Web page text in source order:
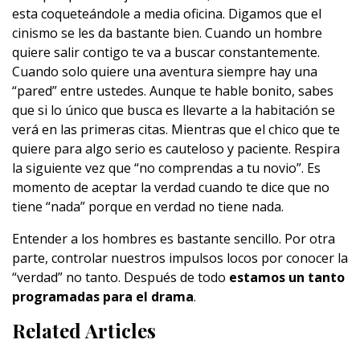
esta coqueteándole a media oficina. Digamos que el
cinismo se les da bastante bien. Cuando un hombre
quiere salir contigo te va a buscar constantemente.
Cuando solo quiere una aventura siempre hay una
“pared” entre ustedes. Aunque te hable bonito, sabes
que si lo único que busca es llevarte a la habitación se
verá en las primeras citas. Mientras que el chico que te
quiere para algo serio es cauteloso y paciente. Respira
la siguiente vez que “no comprendas a tu novio”. Es
momento de aceptar la verdad cuando te dice que no
tiene “nada” porque en verdad no tiene nada.
Entender a los hombres es bastante sencillo. Por otra
parte, controlar nuestros impulsos locos por conocer la
“verdad” no tanto. Después de todo estamos un tanto
programadas para el drama.
Related Articles